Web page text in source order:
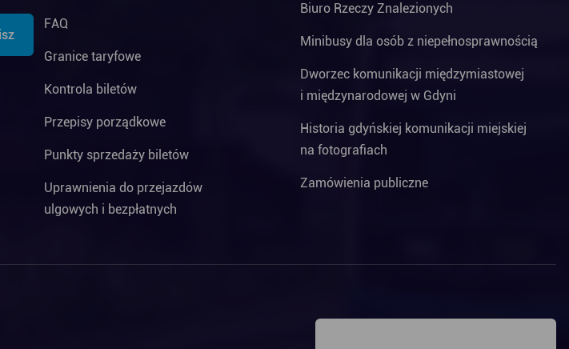
FAQ
Granice taryfowe
Kontrola biletów
Przepisy porządkowe
Punkty sprzedaży biletów
Uprawnienia do przejazdów
ulgowych i bezpłatnych
Biuro Rzeczy Znalezionych
Minibusy dla osób z niepełnosprawnością
Dworzec komunikacji międzymiastowej
i międzynarodowej w Gdyni
Historia gdyńskiej komunikacji miejskiej
na fotografiach
Zamówienia publiczne